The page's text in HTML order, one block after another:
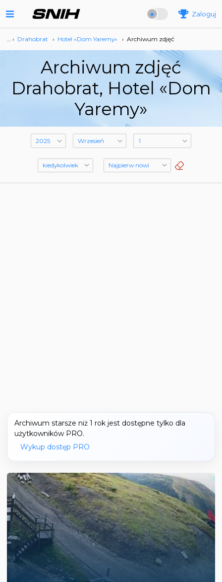
Zaloguj
… › Drahobrat › Hotel «Dom Yaremy» › Archiwum zdjęć
Archiwum zdjęć
Drahobrat, Hotel «Dom
Yaremy»
Archiwum starsze niż 1 rok jest dostępne tylko dla
użytkowników PRO.
Wykup dostęp PRO